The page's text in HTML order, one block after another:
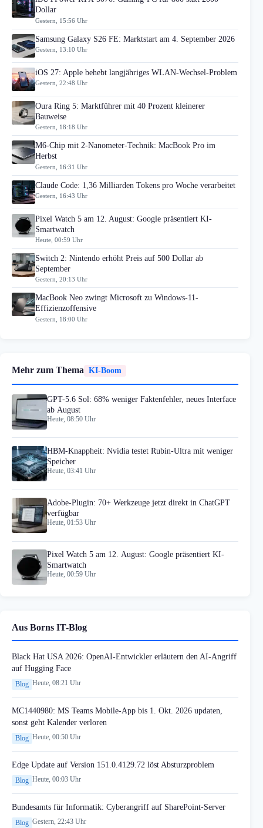
Dollar
Gestern, 15:56 Uhr
Samsung Galaxy S26 FE: Marktstart am 4. September 2026
Gestern, 13:10 Uhr
iOS 27: Apple behebt langjähriges WLAN-Wechsel-Problem
Gestern, 22:48 Uhr
Oura Ring 5: Marktführer mit 40 Prozent kleinerer
Bauweise
Gestern, 18:18 Uhr
M6-Chip mit 2-Nanometer-Technik: MacBook Pro im
Herbst
Gestern, 16:31 Uhr
Claude Code: 1,36 Milliarden Tokens pro Woche verarbeitet
Gestern, 16:43 Uhr
Pixel Watch 5 am 12. August: Google präsentiert KI-
Smartwatch
Heute, 00:59 Uhr
Switch 2: Nintendo erhöht Preis auf 500 Dollar ab
September
Gestern, 20:13 Uhr
MacBook Neo zwingt Microsoft zu Windows-11-
Effizienzoffensive
Gestern, 18:00 Uhr
Mehr zum Thema KI-Boom
GPT-5.6 Sol: 68% weniger Faktenfehler, neues Interface
ab August
Heute, 08:50 Uhr
HBM-Knappheit: Nvidia testet Rubin-Ultra mit weniger
Speicher
Heute, 03:41 Uhr
Adobe-Plugin: 70+ Werkzeuge jetzt direkt in ChatGPT
verfügbar
Heute, 01:53 Uhr
Pixel Watch 5 am 12. August: Google präsentiert KI-
Smartwatch
Heute, 00:59 Uhr
Aus Borns IT-Blog
Black Hat USA 2026: OpenAI-Entwickler erläutern den AI-Angriff
auf Hugging Face
Blog Heute, 08:21 Uhr
MC1440980: MS Teams Mobile-App bis 1. Okt. 2026 updaten,
sonst geht Kalender verloren
Blog Heute, 00:50 Uhr
Edge Update auf Version 151.0.4129.72 löst Absturzproblem
Blog Heute, 00:03 Uhr
Bundesamts für Informatik: Cyberangriff auf SharePoint-Server
Blog Gestern, 22:43 Uhr